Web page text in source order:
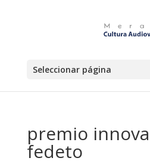
Seleccionar página
premio
fedeto